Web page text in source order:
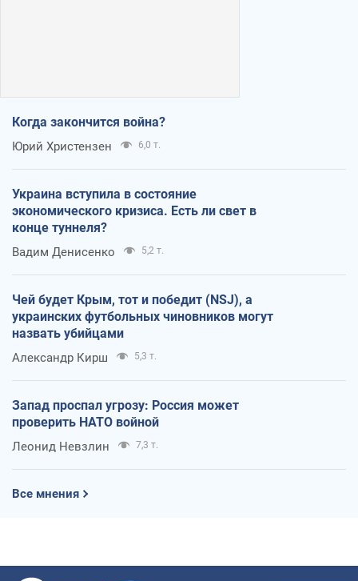
Когда закончится война?
Юрий Христензен 6,0 т.
Украина вступила в состояние
экономического кризиса. Есть ли свет в
конце туннеля?
Вадим Денисенко 5,2 т.
Чей будет Крым, тот и победит (NSJ), а
украинских футбольных чиновников могут
назвать убийцами
Александр Кирш 5,3 т.
Запад проспал угрозу: Россия может
проверить НАТО войной
Леонид Невзлин 7,3 т.
Все мнения